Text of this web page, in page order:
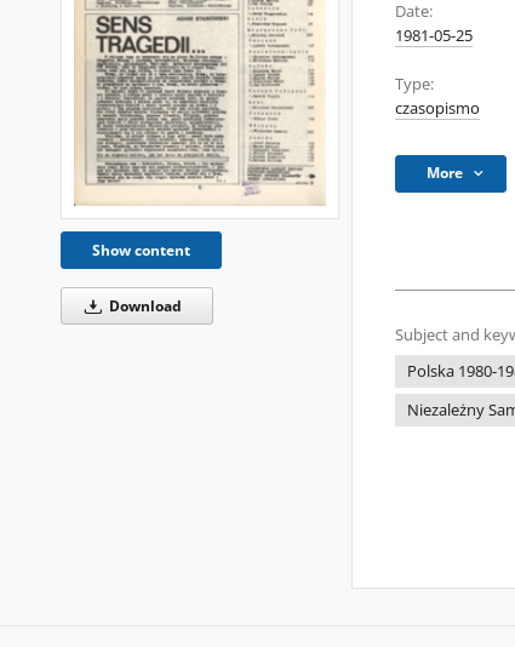
Show content
Download
Date:
1981-05-25
Type:
czasopismo
More
Subject and
Polska 1980-
Niezależny